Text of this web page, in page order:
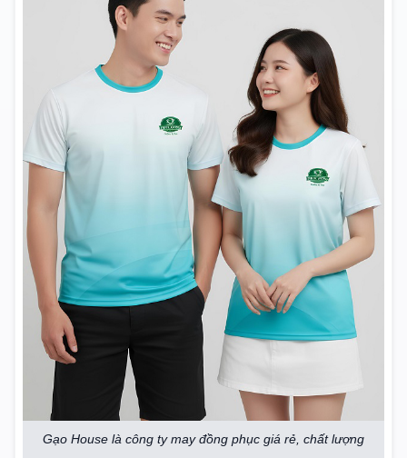
Gạo House là công ty may đồng phục giá rẻ, chất lượng